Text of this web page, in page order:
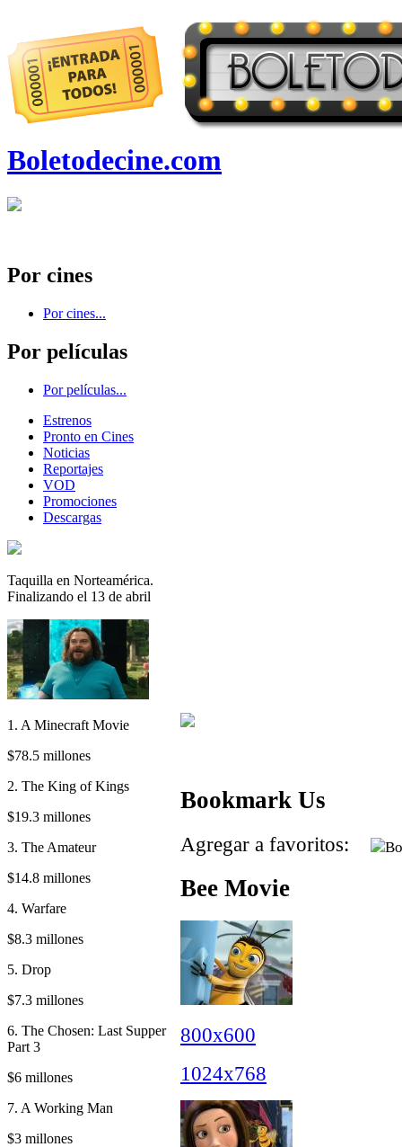
Boletodecine.com
Por cines
Por cines...
Por películas
Por películas...
Estrenos
Pronto en Cines
Noticias
Reportajes
VOD
Promociones
Descargas
Taquilla en Norteamérica.
Finalizando el 13 de abril
1. A Minecraft Movie
$78.5 millones
2. The King of Kings
$19.3 millones
3. The Amateur
$14.8 millones
4. Warfare
$8.3 millones
5. Drop
$7.3 millones
6. The Chosen: Last Supper
Part 3
$6 millones
7. A Working Man
$3 millones
Bookmark Us
Agregar a favoritos:
Bee Movie
800x600
1024x768